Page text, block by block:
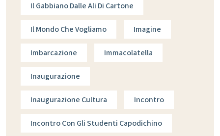
Il Gabbiano Dalle Ali Di Cartone
Il Mondo Che Vogliamo Imagine
Imbarcazione Immacolatella
Inaugurazione
Inaugurazione Cultura Incontro
Incontro Con Gli Studenti Capodichino